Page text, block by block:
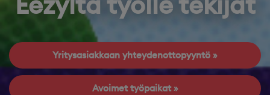
Yritysasiakkaan yhteydenottopyyntö
Avoimet työpaikat